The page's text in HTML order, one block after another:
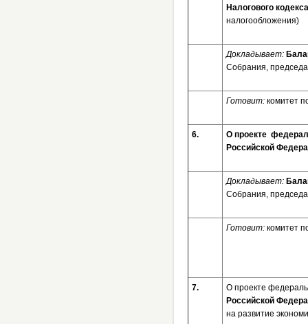
Налогового
налогообложения)
Докладывает:
Собрания,
Готовит: комитет
6.
О проекте
Российской
Докладывает:
Собрания,
Готовит: комитет
7.
О проекте
Российской
на развитие